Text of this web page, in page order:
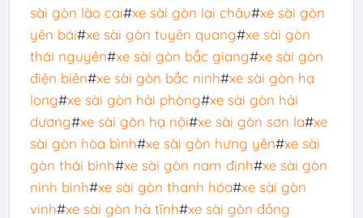
sài gòn lào cai#xe sài gòn lai châu#xe sài gòn
yên bái#xe sài gòn tuyên quang#xe sài gòn
thái nguyên#xe sài gòn bắc giang#xe sài gòn
điện biên#xe sài gòn bắc ninh#xe sài gòn hạ
long#xe sài gòn hải phòng#xe sài gòn hải
dương#xe sài gòn hạ nội#xe sài gòn sơn la#xe
sài gòn hòa bình#xe sài gòn hưng yên#xe sài
gòn thái bình#xe sài gòn nam định#xe sài gòn
ninh bình#xe sài gòn thanh hóa#xe sài gòn
vinh#xe sài gòn hà tĩnh#xe sài gòn đồng